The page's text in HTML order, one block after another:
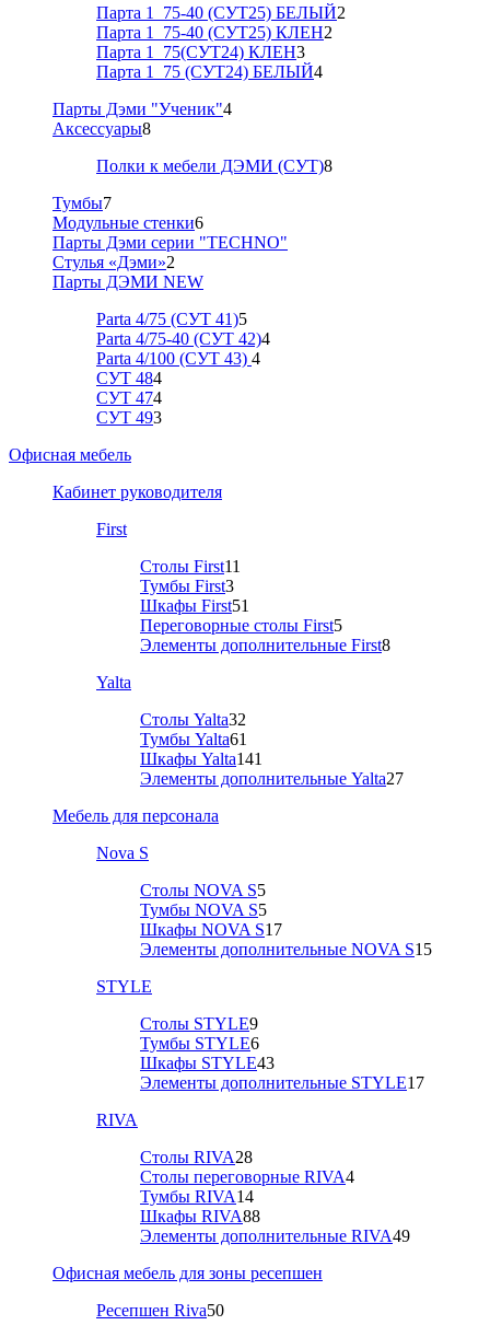
Парта 1_75-40 (СУТ25) БЕЛЫЙ2
Парта 1_75-40 (СУТ25) КЛЕН2
Парта 1_75(СУТ24) КЛЕН3
Парта 1_75 (СУТ24) БЕЛЫЙ4
Парты Дэми "Ученик"4
Аксессуары8
Полки к мебели ДЭМИ (СУТ)8
Тумбы7
Модульные стенки6
Парты Дэми серии "TECHNO"
Стулья «Дэми»2
Парты ДЭМИ NEW
Parta 4/75 (СУТ 41)5
Parta 4/75-40 (СУТ 42)4
Parta 4/100 (СУТ 43) 4
СУТ 484
СУТ 474
СУТ 493
Офисная мебель
Кабинет руководителя
First
Столы First11
Тумбы First3
Шкафы First51
Переговорные столы First5
Элементы дополнительные First8
Yalta
Столы Yalta32
Тумбы Yalta61
Шкафы Yalta141
Элементы дополнительные Yalta27
Мебель для персонала
Nova S
Столы NOVA S5
Тумбы NOVA S5
Шкафы NOVA S17
Элементы дополнительные NOVA S15
STYLE
Столы STYLE9
Тумбы STYLE6
Шкафы STYLE43
Элементы дополнительные STYLE17
RIVA
Столы RIVA28
Столы переговорные RIVA4
Тумбы RIVA14
Шкафы RIVA88
Элементы дополнительные RIVA49
Офисная мебель для зоны ресепшен
Ресепшен Riva50